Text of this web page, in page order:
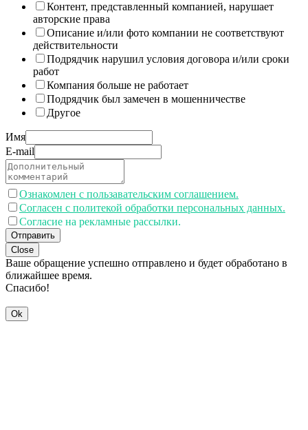
Контент, представленный компанией, нарушает
авторские права
Описание и/или фото компании не соответствуют
действительности
Подрядчик нарушил условия договора и/или сроки
работ
Компания больше не работает
Подрядчик был замечен в мошенничестве
Другое
Имя
E-mail
Ознакомлен с пользавательским соглашением.
Согласен с политекой обработки персональных данных.
Согласие на рекламные рассылки.
Отправить
Close
Ваше обращение успешно отправлено и будет обработано в
ближайшее время.
Спасибо!
Ok